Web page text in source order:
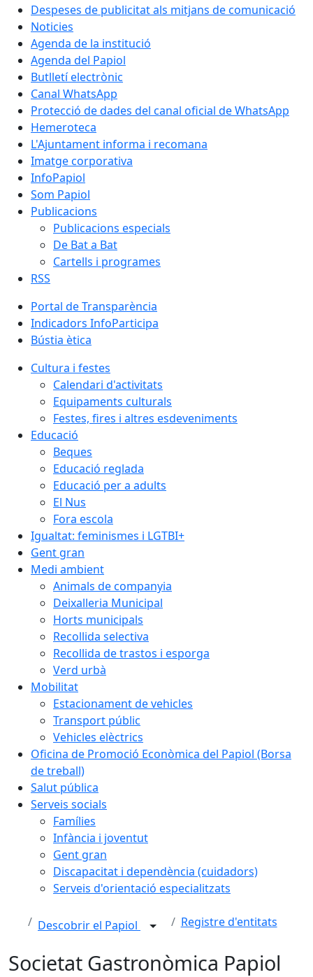
Despeses de publicitat als mitjans de comunicació
Noticies
Agenda de la institució
Agenda del Papiol
Butlletí electrònic
Canal WhatsApp
Protecció de dades del canal oficial de WhatsApp
Hemeroteca
L'Ajuntament informa i recomana
Imatge corporativa
InfoPapiol
Som Papiol
Publicacions
Publicacions especials
De Bat a Bat
Cartells i programes
RSS
Portal de Transparència
Indicadors InfoParticipa
Bústia ètica
Cultura i festes
Calendari d'activitats
Equipaments culturals
Festes, fires i altres esdeveniments
Educació
Beques
Educació reglada
Educació per a adults
El Nus
Fora escola
Igualtat: feminismes i LGTBI+
Gent gran
Medi ambient
Animals de companyia
Deixalleria Municipal
Horts municipals
Recollida selectiva
Recollida de trastos i esporga
Verd urbà
Mobilitat
Estacionament de vehicles
Transport públic
Vehicles elèctrics
Oficina de Promoció Econòmica del Papiol (Borsa
de treball)
Salut pública
Serveis socials
Famílies
Infància i joventut
Gent gran
Discapacitat i dependència (cuidadors)
Serveis d'orientació especialitzats
Descobrir el Papiol Registre d'entitats
Societat Gastronòmica Papiol